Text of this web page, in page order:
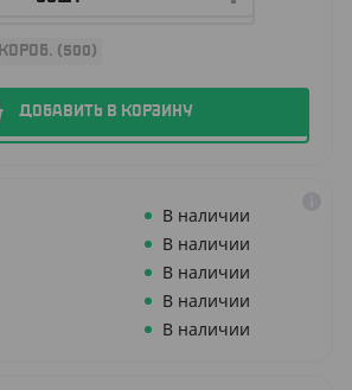
КОРОБ. (500)
ДОБАВИТЬ В КОРЗИНУ
В наличии
В наличии
В наличии
В наличии
В наличии